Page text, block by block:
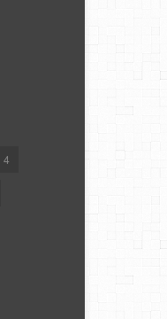
4